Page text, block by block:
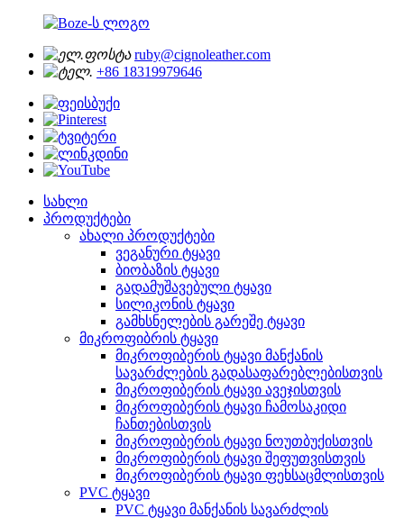
ruby@cignoleather.com
+86 18319979646
სახლი
პროდუქტები
ახალი პროდუქტები
ვეგანური ტყავი
ბიობაზის ტყავი
გადამუშავებული ტყავი
სილიკონის ტყავი
გამხსნელების გარეშე ტყავი
მიკროფიბრის ტყავი
მიკროფიბერის ტყავი მანქანის
სავარძლების გადასაფარებლებისთვის
მიკროფიბერის ტყავი ავეჯისთვის
მიკროფიბერის ტყავი ჩამოსაკიდი
ჩანთებისთვის
მიკროფიბერის ტყავი ნოუთბუქისთვის
მიკროფიბერის ტყავი შეფუთვისთვის
მიკროფიბერის ტყავი ფეხსაცმლისთვის
PVC ტყავი
PVC ტყავი მანქანის სავარძლის